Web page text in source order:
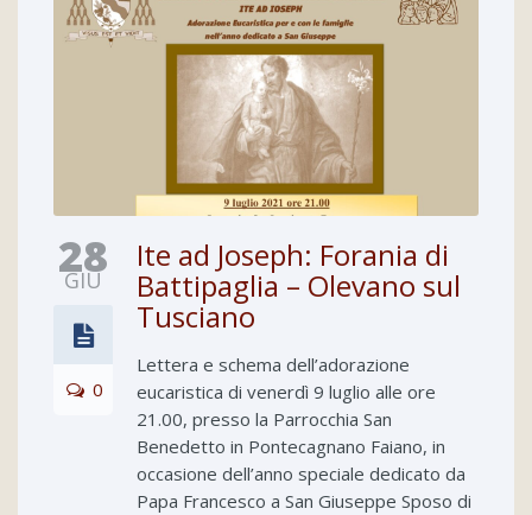
28
GIU
0
Ite ad Joseph: Forania di
Battipaglia – Olevano sul
Tusciano
Lettera e schema dell’adorazione
eucaristica di venerdì 9 luglio alle ore
21.00, presso la Parrocchia San
Benedetto in Pontecagnano Faiano, in
occasione dell’anno speciale dedicato da
Papa Francesco a San Giuseppe Sposo di